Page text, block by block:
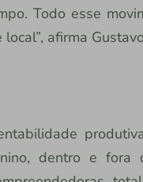
Todo esse
afirma
dentro e